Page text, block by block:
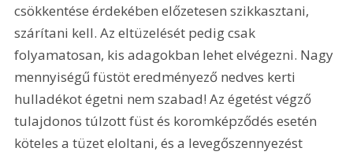
csökkentése érdekében előzetesen szikkasztani,
szárítani kell. Az eltüzelését pedig csak
folyamatosan, kis adagokban lehet elvégezni. Nagy
mennyiségű füstöt eredményező nedves kerti
hulladékot égetni nem szabad! Az égetést végző
tulajdonos túlzott füst és koromképződés esetén
köteles a tüzet eloltani, és a levegőszennyezést